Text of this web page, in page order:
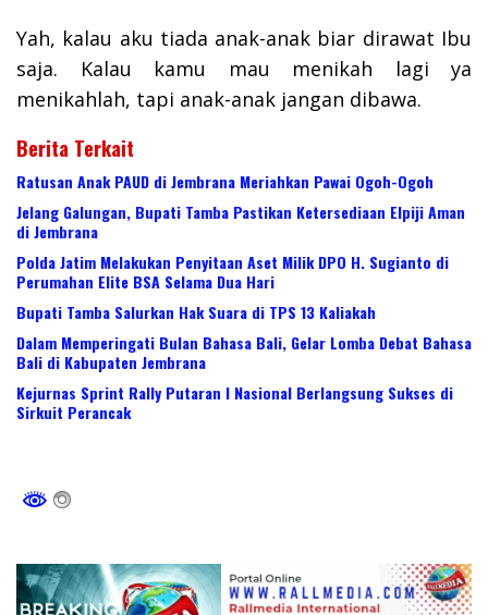
Yah, kalau aku tiada anak-anak biar dirawat Ibu
saja. Kalau kamu mau menikah lagi ya
menikahlah, tapi anak-anak jangan dibawa.
Berita Terkait
Ratusan Anak PAUD di Jembrana Meriahkan Pawai Ogoh-Ogoh
Jelang Galungan, Bupati Tamba Pastikan Ketersediaan Elpiji Aman
di Jembrana
Polda Jatim Melakukan Penyitaan Aset Milik DPO H. Sugianto di
Perumahan Elite BSA Selama Dua Hari
Bupati Tamba Salurkan Hak Suara di TPS 13 Kaliakah
Dalam Memperingati Bulan Bahasa Bali, Gelar Lomba Debat Bahasa
Bali di Kabupaten Jembrana
Kejurnas Sprint Rally Putaran I Nasional Berlangsung Sukses di
Sirkuit Perancak